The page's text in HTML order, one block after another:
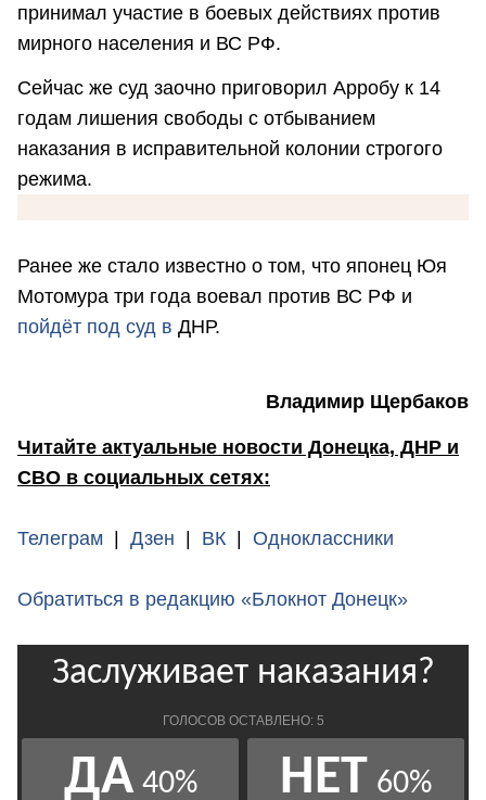
принимал участие в боевых действиях против
мирного населения и ВС РФ.
Сейчас же суд заочно приговорил Арробу к 14
годам лишения свободы с отбыванием
наказания в исправительной колонии строгого
режима.
Ранее же стало известно о том, что японец Юя
Мотомура три года воевал против ВС РФ и
пойдёт под суд в ДНР.
Владимир Щербаков
Читайте актуальные новости Донецка, ДНР и
СВО в социальных сетях:
Телеграм | Дзен | ВК | Одноклассники
Обратиться в редакцию «Блокнот Донецк»